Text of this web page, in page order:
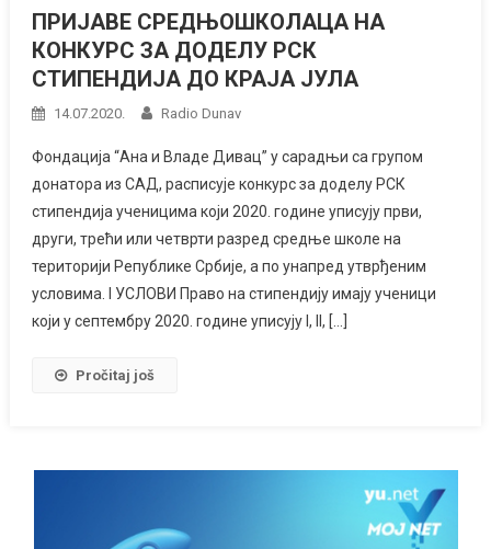
ПРИЈАВЕ СРЕДЊОШКОЛАЦА НА
КОНКУРС ЗА ДОДЕЛУ РСК
СТИПЕНДИЈА ДО КРАЈА ЈУЛА
14.07.2020. Radio Dunav
Фондација “Ана и Владе Дивац” у сарадњи са групом
донатора из САД, расписује конкурс за доделу РСК
стипендија ученицима који 2020. године уписују први,
други, трећи или четврти разред средње школе на
територији Републике Србије, а по унапред утврђеним
условима. I УСЛОВИ Право на стипендију имају ученици
који у септембру 2020. године уписују I, II, […]
Pročitaj još